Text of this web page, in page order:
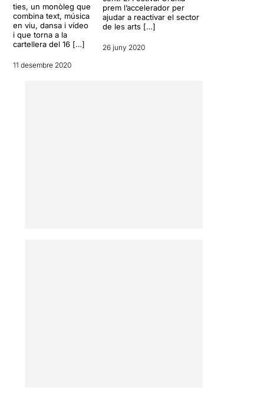
ties, un monòleg que
combina text, música
en viu, dansa i vídeo
i que torna a la
cartellera del 16 […]
11 desembre 2020
prem l’accelerador per
ajudar a reactivar el sector
de les arts […]
26 juny 2020